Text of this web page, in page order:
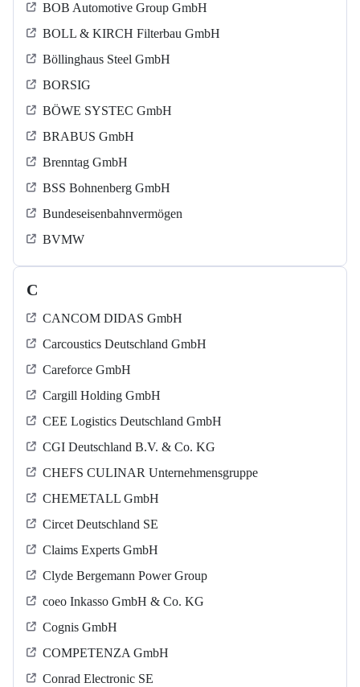
BOB Automotive Group GmbH
BOLL & KIRCH Filterbau GmbH
Böllinghaus Steel GmbH
BORSIG
BÖWE SYSTEC GmbH
BRABUS GmbH
Brenntag GmbH
BSS Bohnenberg GmbH
Bundeseisenbahnvermögen
BVMW
C
CANCOM DIDAS GmbH
Carcoustics Deutschland GmbH
Careforce GmbH
Cargill Holding GmbH
CEE Logistics Deutschland GmbH
CGI Deutschland B.V. & Co. KG
CHEFS CULINAR Unternehmensgruppe
CHEMETALL GmbH
Circet Deutschland SE
Claims Experts GmbH
Clyde Bergemann Power Group
coeo Inkasso GmbH & Co. KG
Cognis GmbH
COMPETENZA GmbH
Conrad Electronic SE